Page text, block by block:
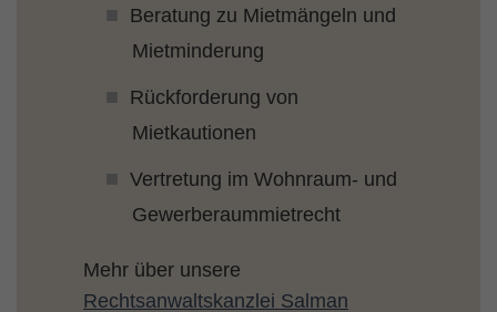
Beratung zu Mietmängeln und
Mietminderung
Rückforderung von
Mietkautionen
Vertretung im Wohnraum- und
Gewerberaummietrecht
Mehr über unsere
Rechtsanwaltskanzlei Salman